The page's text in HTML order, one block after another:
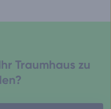
Traumhaus zu